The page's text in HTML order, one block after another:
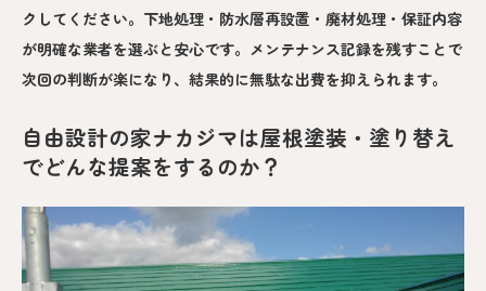
クしてください。下地処理・防水層再設置・廃材処理・保証内容
が明確な業者を選ぶと安心です。メンテナンス記録を残すことで
次回の判断が楽になり、結果的に無駄な出費を抑えられます。
自由設計の家ナカジマは屋根塗装・塗り替え
でどんな提案をするのか？